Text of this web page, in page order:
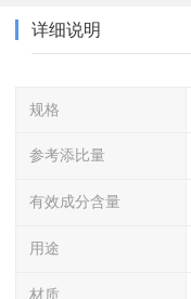
详细说明
规格
参考添比量
有效成分含量
用途
材质